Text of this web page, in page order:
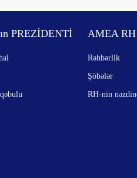
PREZİDENTİ AMEA
Rəhbərlik
Şöbələr
RH-nin